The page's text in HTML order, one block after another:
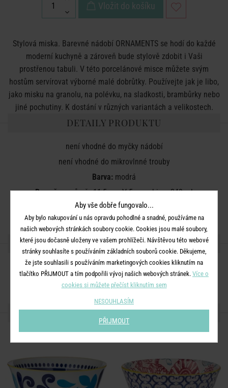
Vložit do košíku
Stylová miska. Barevné nádobí ORNAMENTS se hodí do každé
moderní kuchyně a zároveň bude stylově zdobit i Vaši
prostřenou tabuli. V této porcelánové misce můžete svým
hostům servírovat výborné malé dobrůtky. Používejte jak je libo,
jako misku na granolu, na polévku, na sladkosti, brambůrky nebo
jiné pochutiny. K dostání v různých variantách a velikostech.
DETAILY PRODUKTU
není vhodné do myčky nádobí
není vhodné do mikrovlnné trouby
Barva: modrá
Rozměry:průměr 11,5 cm, V 5 cm, objem 240 ml
Materiál:porcelán
SDÍLEJTE S PŘÁTELI
DALŠÍ PRODUKTY ZE SÉRIE
Aby vše dobře fungovalo...
Aby bylo nakupování u nás opravdu pohodlné a snadné, používáme na
našich webových stránkách soubory cookie. Cookies jsou malé soubory,
které jsou dočasně uloženy ve vašem prohlížeči. Návštěvou této webové
stránky souhlasíte s používáním základních souborů cookie. Děkujeme,
že jste souhlasili s používáním marketingových cookies kliknutím na
tlačítko PŘIJMOUT a tím podpořili vývoj našich webových stránek. Více o
cookies si můžete přečíst kliknutím sem
NESOUHLASÍM
PŘIJMOUT